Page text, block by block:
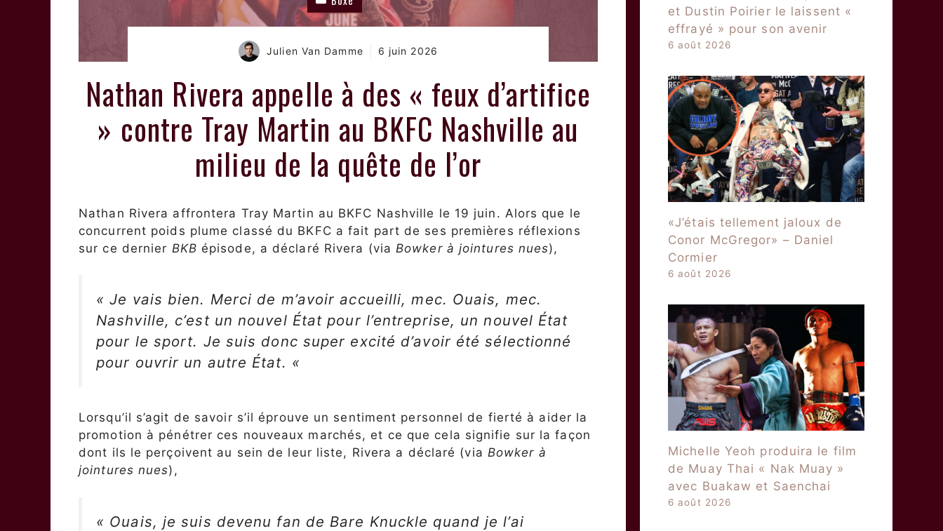
Julien Van Damme 6 juin 2026
Nathan Rivera appelle à des « feux d’artifice
» contre Tray Martin au BKFC Nashville au
milieu de la quête de l’or
Nathan Rivera affrontera Tray Martin au BKFC Nashville le 19 juin. Alors que le
concurrent poids plume classé du BKFC a fait part de ses premières réflexions
sur ce dernier BKB épisode, a déclaré Rivera (via Bowker à jointures nues),
« Je vais bien. Merci de m’avoir accueilli, mec. Ouais, mec.
Nashville, c’est un nouvel État pour l’entreprise, un nouvel État
pour le sport. Je suis donc super excité d’avoir été sélectionné
pour ouvrir un autre État. «
Lorsqu’il s’agit de savoir s’il éprouve un sentiment personnel de fierté à aider la
promotion à pénétrer ces nouveaux marchés, et ce que cela signifie sur la façon
dont ils le perçoivent au sein de leur liste, Rivera a déclaré (via Bowker à
jointures nues),
« Ouais, je suis devenu fan de Bare Knuckle quand je l’ai
et Dustin Poirier le laissent «
effrayé » pour son avenir
6 août 2026
«J’étais tellement jaloux de
Conor McGregor» – Daniel
Cormier
6 août 2026
Michelle Yeoh produira le film
de Muay Thai « Nak Muay »
avec Buakaw et Saenchai
6 août 2026